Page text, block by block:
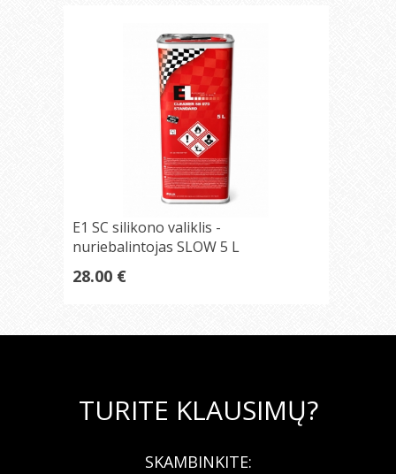
E1 SC silikono valiklis -
nuriebalintojas SLOW 5 L
28.00 €
TURITE KLAUSIMŲ?
SKAMBINKITE: